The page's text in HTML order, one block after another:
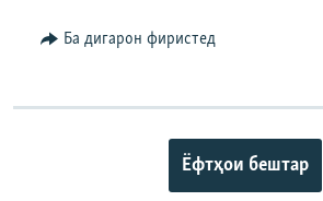
Ба дигарон фиристед
Ёфтҳои бештар